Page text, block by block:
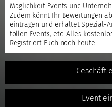
Möglichkeit Events und
Zudem könnt Ihr Bewertungen
eintragen und erhaltet Spezial-
tollen Events, etc. Alles
Registriert Euch noch heute!
Geschäft
Event